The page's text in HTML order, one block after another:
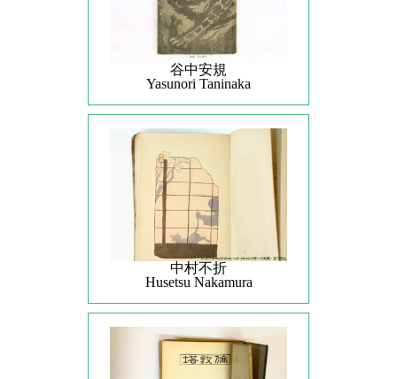
谷中安規
Yasunori Taninaka
中村不折
Husetsu Nakamura